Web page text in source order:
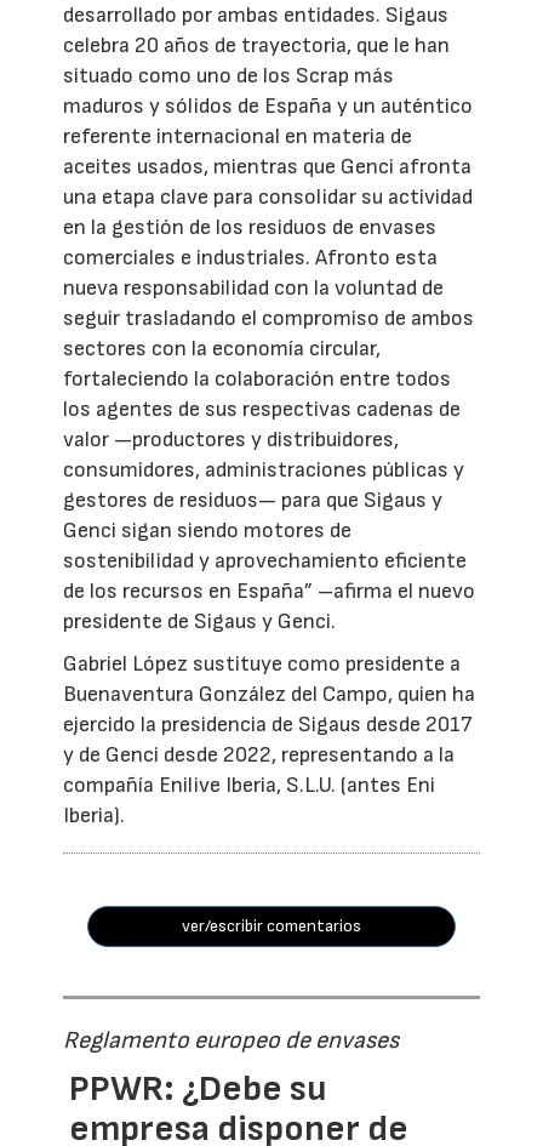
desarrollado por ambas entidades. Sigaus
celebra 20 años de trayectoria, que le han
situado como uno de los Scrap más
maduros y sólidos de España y un auténtico
referente internacional en materia de
aceites usados, mientras que Genci afronta
una etapa clave para consolidar su actividad
en la gestión de los residuos de envases
comerciales e industriales. Afronto esta
nueva responsabilidad con la voluntad de
seguir trasladando el compromiso de ambos
sectores con la economía circular,
fortaleciendo la colaboración entre todos
los agentes de sus respectivas cadenas de
valor —productores y distribuidores,
consumidores, administraciones públicas y
gestores de residuos— para que Sigaus y
Genci sigan siendo motores de
sostenibilidad y aprovechamiento eficiente
de los recursos en España” –afirma el nuevo
presidente de Sigaus y Genci.
Gabriel López sustituye como presidente a
Buenaventura González del Campo, quien ha
ejercido la presidencia de Sigaus desde 2017
y de Genci desde 2022, representando a la
compañía Enilive Iberia, S.L.U. (antes Eni
Iberia).
ver/escribir comentarios
Reglamento europeo de envases
PPWR: ¿Debe su
empresa disponer de